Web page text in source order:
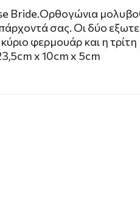
Bride.Ορθογώνια
σας. Οι δύο
φερμουάρ και η τρίτη
x 10cm x 5cm